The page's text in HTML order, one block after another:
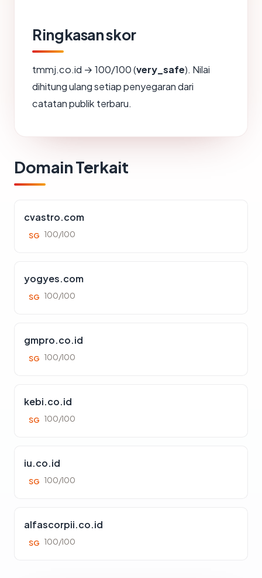
Ringkasan skor
tmmj.co.id → 100/100 (very_safe). Nilai
dihitung ulang setiap penyegaran dari
catatan publik terbaru.
Domain Terkait
cvastro.com
SG 100/100
yogyes.com
SG 100/100
gmpro.co.id
SG 100/100
kebi.co.id
SG 100/100
iu.co.id
SG 100/100
alfascorpii.co.id
SG 100/100